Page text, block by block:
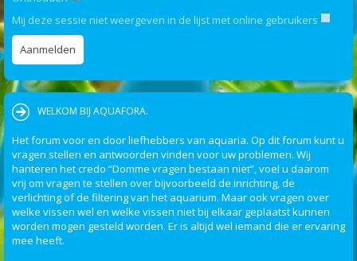
Mij deze sessie niet weergeven in de lijst met online gebruikers
WELKOM BIJ AQUAFORA.
Het forum voor en door liefhebbers van aquaria. Op dit forum kunt u
vragen stellen en antwoorden vinden voor uw problemen. Wij
hanteren het credo “Domme vragen bestaan niet”, voel u daarom
vrij om vragen te stellen over bijvoorbeeld de inrichting, de
verlichting of de filtering van het aquarium. Maar ook vragen over
welke vissen wel en welke vissen niet bij elkaar geplaatst kunnen
worden mogen gesteld worden. Er is altijd wel iemand die er ervaring
mee heeft.